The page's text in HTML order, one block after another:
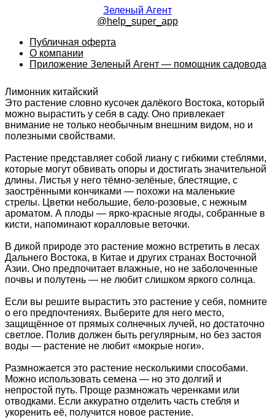
Зеленый Агент
@help_super_app
Публичная оферта
О компании
Приложение Зеленый Агент — помощник садовода
Лимонник китайский
Это растение словно кусочек далёкого Востока, который
можно вырастить у себя в саду. Оно привлекает
внимание не только необычным внешним видом, но и
полезными свойствами.
Растение представляет собой лиану с гибкими стеблями,
которые могут обвивать опоры и достигать значительной
длины. Листья у него тёмно-зелёные, блестящие, с
заострёнными кончиками — похожи на маленькие
стрелы. Цветки небольшие, бело-розовые, с нежным
ароматом. А плоды — ярко-красные ягоды, собранные в
кисти, напоминают коралловые веточки.
В дикой природе это растение можно встретить в лесах
Дальнего Востока, в Китае и других странах Восточной
Азии. Оно предпочитает влажные, но не заболоченные
почвы и полутень — не любит слишком яркого солнца.
Если вы решите вырастить это растение у себя, помните
о его предпочтениях. Выберите для него место,
защищённое от прямых солнечных лучей, но достаточно
светлое. Полив должен быть регулярным, но без застоя
воды — растение не любит «мокрые ноги».
Размножается это растение несколькими способами.
Можно использовать семена — но это долгий и
непростой путь. Проще размножать черенками или
отводками. Если аккуратно отделить часть стебля и
укоренить её, получится новое растение.